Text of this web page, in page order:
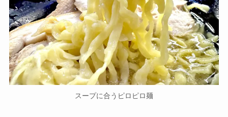
スープに合うピロピロ麺